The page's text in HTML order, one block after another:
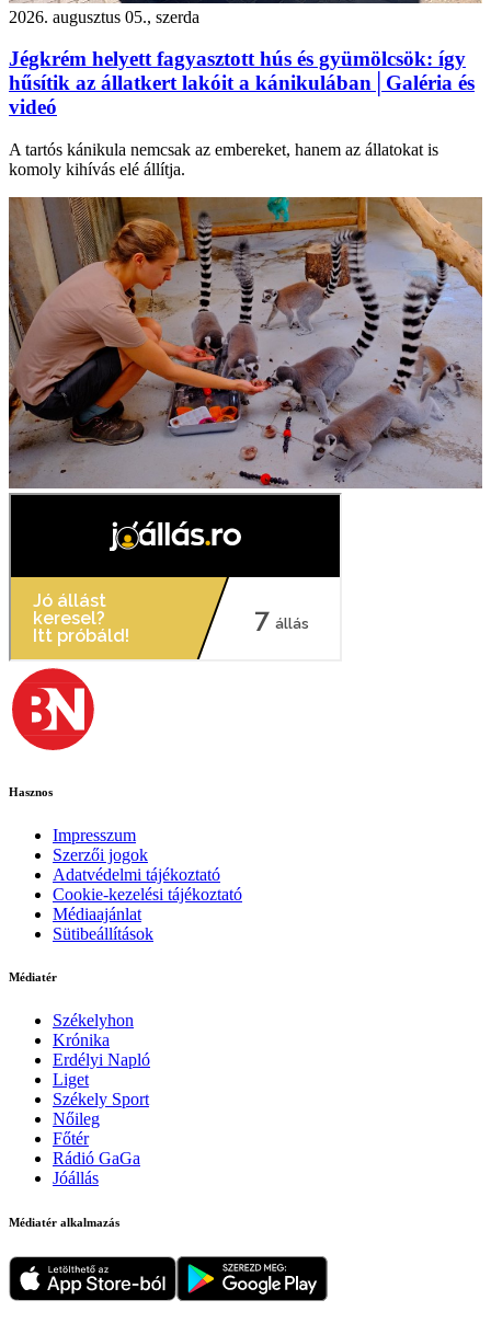
2026. augusztus 05., szerda
Jégkrém helyett fagyasztott hús és gyümölcsök: így
hűsítik az állatkert lakóit a kánikulában│Galéria és
videó
A tartós kánikula nemcsak az embereket, hanem az állatokat is
komoly kihívás elé állítja.
Hasznos
Impresszum
Szerzői jogok
Adatvédelmi tájékoztató
Cookie-kezelési tájékoztató
Médiaajánlat
Sütibeállítások
Médiatér
Székelyhon
Krónika
Erdélyi Napló
Liget
Székely Sport
Nőileg
Főtér
Rádió GaGa
Jóállás
Médiatér alkalmazás